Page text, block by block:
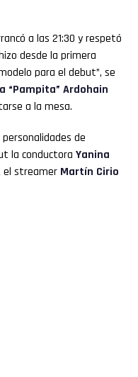
a las 21:30 y respetó
desde la primera
para el debut”, se
“Pampita” Ardohain
a la mesa.
de
la conductora Yanina
el streamer Martín Cirio